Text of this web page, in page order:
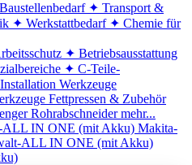
✦ Transport &
✦ Werkstattbedarf ✦ Chemie für
✦ Betriebsausstattung
✦ C-Teile-
Werkzeuge
Fettpressen & Zubehör
Rohrabschneider mehr...
ALL IN ONE (mit Akku) Makita-
ALL IN ONE (mit Akku)